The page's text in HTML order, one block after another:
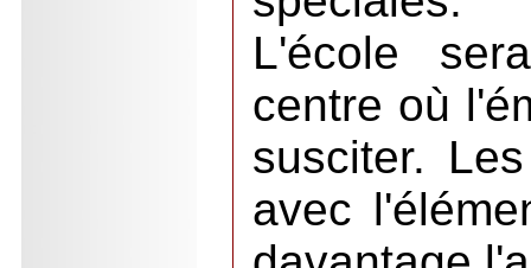
L'école
centre où
susciter.
avec